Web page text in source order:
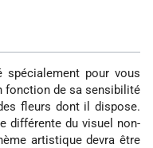
spécialement pour vous
fonction de sa sensibilité
fleurs dont il dispose.
différente du visuel non-
artistique devra être